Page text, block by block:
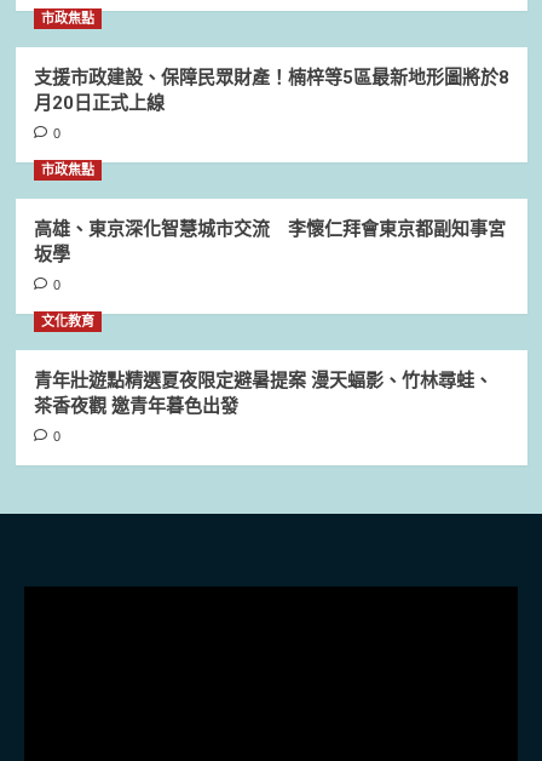
市政焦點
支援市政建設、保障民眾財產！楠梓等5區最新地形圖將於8
月20日正式上線
0
市政焦點
高雄、東京深化智慧城市交流 李懷仁拜會東京都副知事宮
坂學
0
文化教育
青年壯遊點精選夏夜限定避暑提案 漫天蝠影、竹林尋蛙、
茶香夜觀 邀青年暮色出發
0